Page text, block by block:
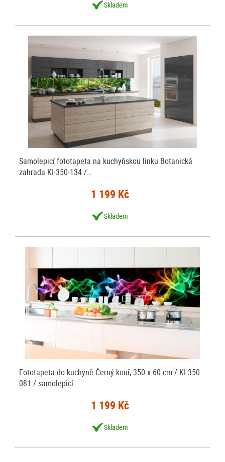
Skladem
Samolepicí fototapeta na kuchyňskou linku Botanická
zahrada KI-350-134 /…
1 199 Kč
Skladem
Fototapeta do kuchyně Černý kouř, 350 x 60 cm / KI-350-
081 / samolepicí…
1 199 Kč
Skladem